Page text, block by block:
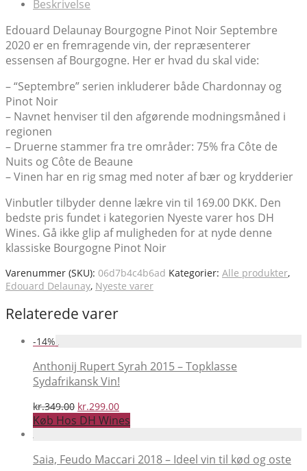
kr.199.00.
Beskrivelse
Edouard Delaunay Bourgogne Pinot Noir Septembre
2020 er en fremragende vin, der repræsenterer
essensen af Bourgogne. Her er hvad du skal vide:
– “Septembre” serien inkluderer både Chardonnay og
Pinot Noir
– Navnet henviser til den afgørende modningsmåned i
regionen
– Druerne stammer fra tre områder: 75% fra Côte de
Nuits og Côte de Beaune
– Vinen har en rig smag med noter af bær og krydderier
Vinbutler tilbyder denne lækre vin til 169.00 DKK. Den
bedste pris fundet i kategorien Nyeste varer hos DH
Wines. Gå ikke glip af muligheden for at nyde denne
klassiske Bourgogne Pinot Noir
Varenummer (SKU): 06d7b4c4b6ad Kategorier: Alle produkter,
Edouard Delaunay, Nyeste varer
Relaterede varer
-14%
Anthonij Rupert Syrah 2015 – Topklasse
Sydafrikansk Vin!
kr.349.00 Den
oprindelige
pris
kr.349.00.
kr.299.00Den
aktuelle
pris
kr.299.00.
Køb Hos DH Wines
Saia, Feudo Maccari 2018 – Ideel vin til kød og oste